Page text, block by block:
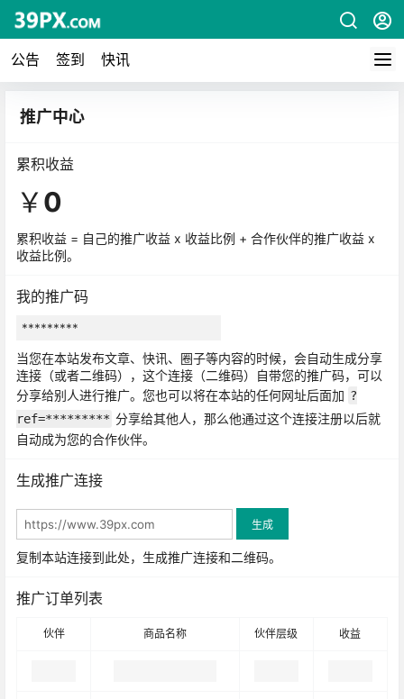
公告 签到 快讯
推广中心
累积收益
￥0
累积收益 = 自己的推广收益 x 收益比例 + 合作伙伴的推广收益 x
收益比例。
我的推广码
当您在本站发布文章、快讯、圈子等内容的时候，会自动生成分享
连接（或者二维码），这个连接（二维码）自带您的推广码，可以
分享给别人进行推广。您也可以将在本站的任何网址后面加 ?
ref=********* 分享给其他人，那么他通过这个连接注册以后就
自动成为您的合作伙伴。
生成推广连接
生成
复制本站连接到此处，生成推广连接和二维码。
推广订单列表
伙伴 商品名称 伙伴层级 收益